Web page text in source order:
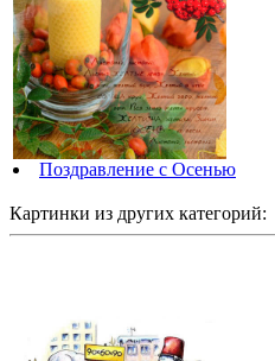
Поздравление с Осенью
Картинки из других категорий: